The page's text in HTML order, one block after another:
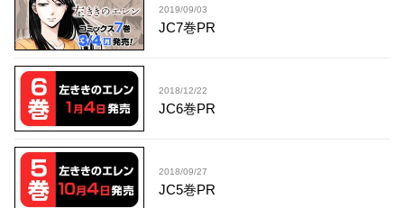
2019/09/03
JC7巻PR
2018/12/22
JC6巻PR
2018/09/27
JC5巻PR